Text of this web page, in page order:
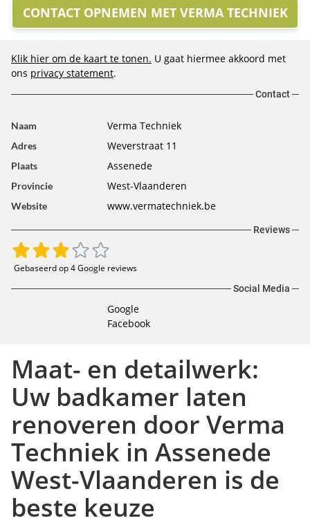
CONTACT OPNEMEN MET VERMA TECHNIEK
Klik hier om de kaart te tonen. U gaat hiermee akkoord met
ons privacy statement.
Contact
Naam Verma Techniek
Adres Weverstraat 11
Plaats Assenede
Provincie West-Vlaanderen
Website www.vermatechniek.be
Reviews
Gebaseerd op 4 Google reviews
Social Media
Google
Facebook
Maat- en detailwerk:
Uw badkamer laten
renoveren door Verma
Techniek in Assenede
West-Vlaanderen is de
beste keuze